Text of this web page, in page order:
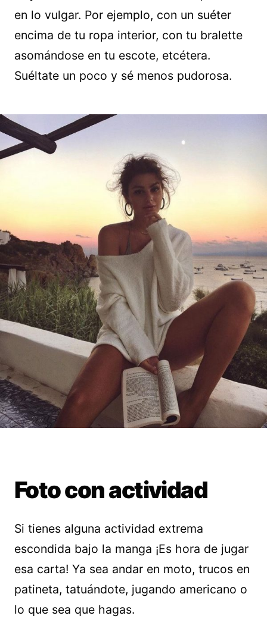
en lo vulgar. Por ejemplo, con un suéter
encima de tu ropa interior, con tu bralette
asomándose en tu escote, etcétera.
Suéltate un poco y sé menos pudorosa.
Foto con actividad
Si tienes alguna actividad extrema
escondida bajo la manga ¡Es hora de jugar
esa carta! Ya sea andar en moto, trucos en
patineta, tatuándote, jugando americano o
lo que sea que hagas.